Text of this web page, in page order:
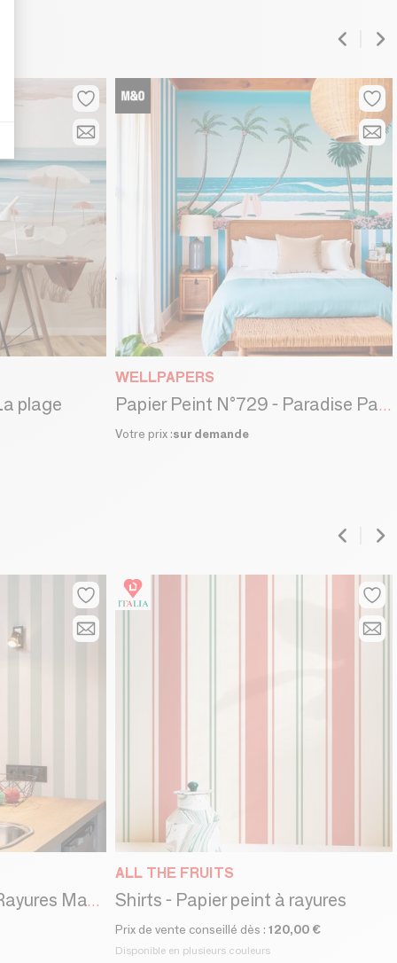
plage
WELLPAPERS
Papier Peint N°729 - Paradise Palms
Votre prix :sur demande
Papier peint no. 241- Rayures Matcha.
ALL THE FRUITS
Shirts - Papier peint à rayures
Prix de vente conseillé dès : 120,00 €
Disponible en plusieurs couleurs